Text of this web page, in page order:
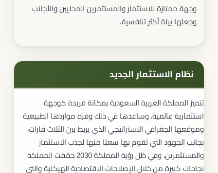
وجهة ممتازة للاستثمار والمستثمرين المحليين والأجانب
وجعلها بيئة أكثر تنافسية.
نظام الاستثمار الجديد
تتميز المملكة العربية السعودية بمكانة فريدة كوجهة
استثمارية عالمية، وساعدها في ذلك وفرة مواردها الطبيعية
وموقعها الجغرافي الاستراتيجي الذي يربط بين الثلاث قارات،
بجانب الجهود التي تقوم بها سعيًا منها لجذب الاستثمار
والمستثمرين، وفي ظل رؤية المملكة 2030 حققت المملكة
نجاحات كبيرة من خلال الإصلاحات الاقتصادية الهيكلية والتي